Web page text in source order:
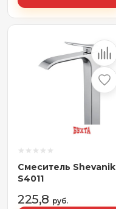
Смеситель Shevanik
S4011
225,8 руб.